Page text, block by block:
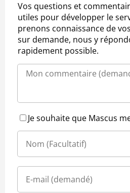
Vos questions et
utiles pour développer le
prenons connaissance de
sur demande, nous y
rapidement possible.
Je souhaite que Mascus